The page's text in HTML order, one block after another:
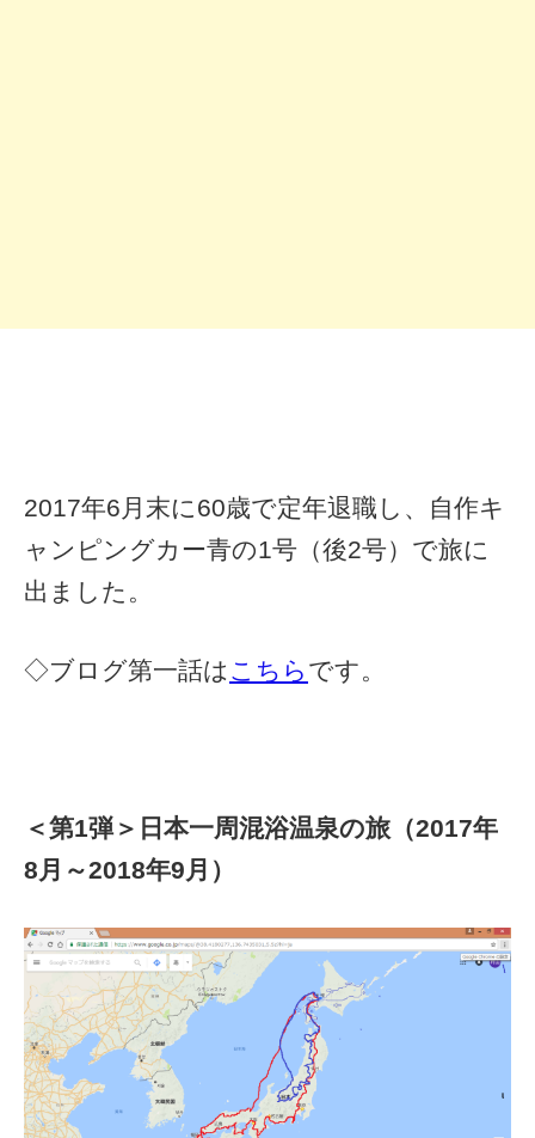
2017年6月末に60歳で定年退職し、自作キ
ャンピングカー青の1号（後2号）で旅に
出ました。
◇ブログ第一話は こちら です。
＜第1弾＞日本一周混浴温泉の旅（2017年
8月～2018年9月）